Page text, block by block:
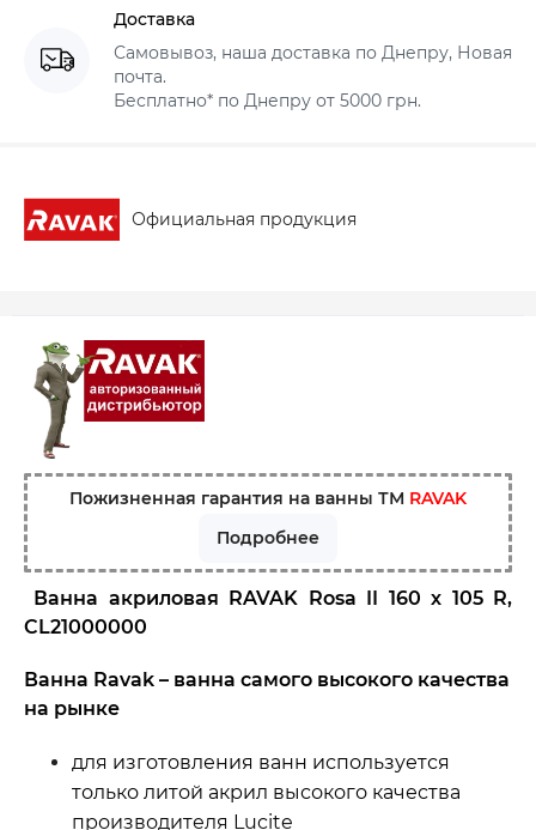
Доставка
Самовывоз, наша доставка по Днепру, Новая
почта.
Бесплатно* по Днепру от 5000 грн.
Официальная продукция
Пожизненная гарантия на ванны ТМ RAVAK
Подробнее
Ванна акриловая RAVAK Rosa II 160 х 105 R,
CL21000000
Ванна Ravak – ванна самого высокого качества
на рынке
для изготовления ванн используется
только литой акрил высокого качества
производителя Lucite